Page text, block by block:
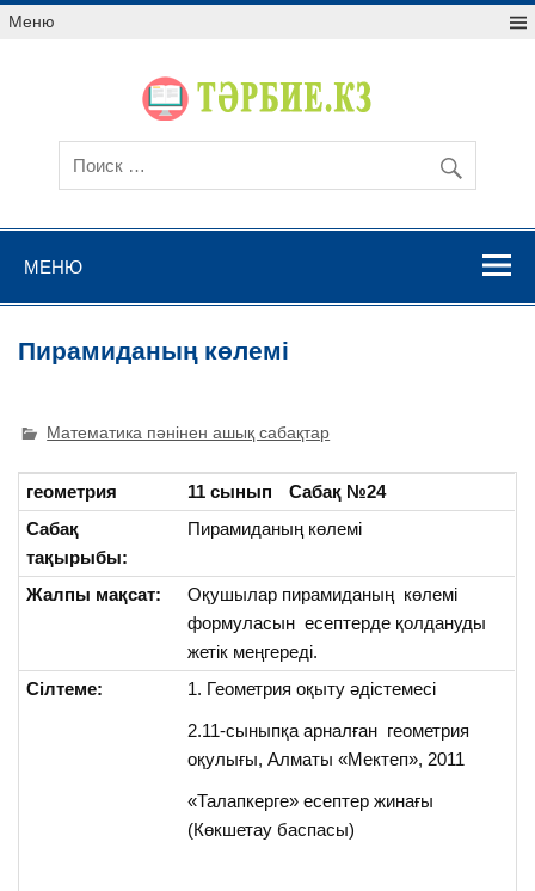
Меню
МЕНЮ
Пирамиданың көлемі
Математика пәнінен ашық сабақтар
геометрия 11 сынып
Сабақ №24
Сабақ
тақырыбы:
Пирамиданың көлемі
Жалпы мақсат:
Оқушылар пирамиданың көлемі
формуласын есептерде қолдануды
жетік меңгереді.
Сілтеме:
1. Геометрия оқыту әдістемесі
2.11-сыныпқа арналған геометрия
оқулығы, Алматы «Мектеп», 2011
«Талапкерге» есептер жинағы
(Көкшетау баспасы)